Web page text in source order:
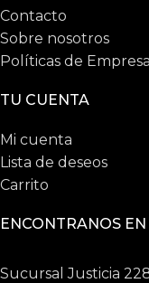
Contacto
Sobre nosotros
Políticas de Empresa
TU CUENTA
Mi cuenta
Lista de deseos
Carrito
ENCONTRANOS EN
Sucursal Justicia